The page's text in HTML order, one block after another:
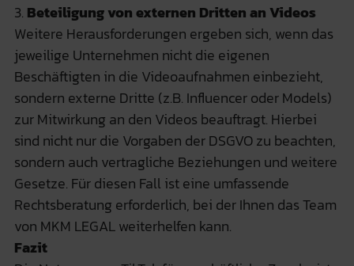
3. Beteiligung von externen Dritten an Videos
Weitere Herausforderungen ergeben sich, wenn das
jeweilige Unternehmen nicht die eigenen
Beschäftigten in die Videoaufnahmen einbezieht,
sondern externe Dritte (z.B. Influencer oder Models)
zur Mitwirkung an den Videos beauftragt. Hierbei
sind nicht nur die Vorgaben der DSGVO zu beachten,
sondern auch vertragliche Beziehungen und weitere
Gesetze. Für diesen Fall ist eine umfassende
Rechtsberatung erforderlich, bei der Ihnen das Team
von MKM LEGAL weiterhelfen kann.
Fazit